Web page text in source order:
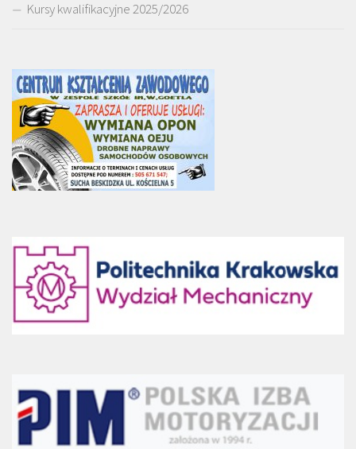
Kursy kwalifikacyjne 2025/2026